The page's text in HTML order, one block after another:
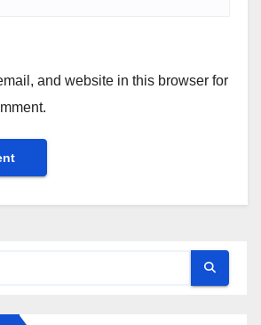
and website in this browser for